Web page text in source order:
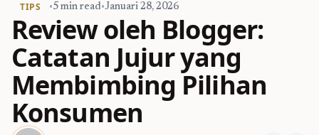
TIPS •5 min read•Januari 28, 2026
Review oleh Blogger:
Catatan Jujur yang
Membimbing Pilihan
Konsumen